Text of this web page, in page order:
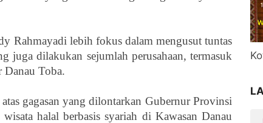
Rahmayadi lebih fokus dalam mengusut tuntas
juga dilakukan sejumlah perusahaan, termasuk
Toba.
gagasan yang dilontarkan Gubernur Provinsi
halal berbasis syariah di Kawasan Danau